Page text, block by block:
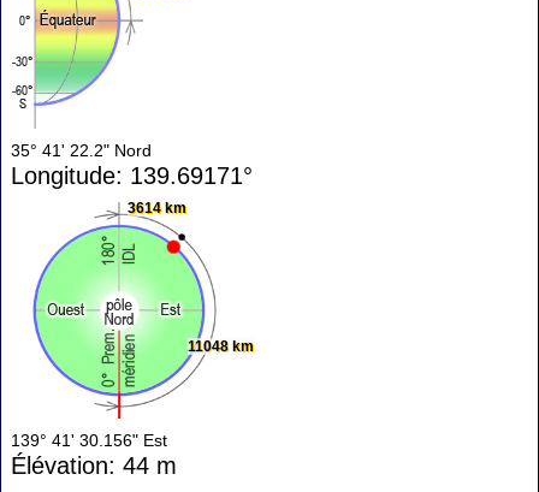
35° 41' 22.2" Nord
Longitude: 139.69171°
11048 km
3614 km
139° 41' 30.156" Est
Élévation: 44 m